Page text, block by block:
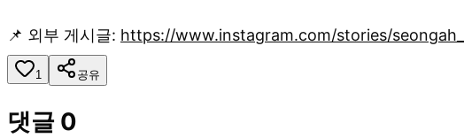
📌 외부 게시글: https://www.instagram.com/stories/
1 공유
댓글 0